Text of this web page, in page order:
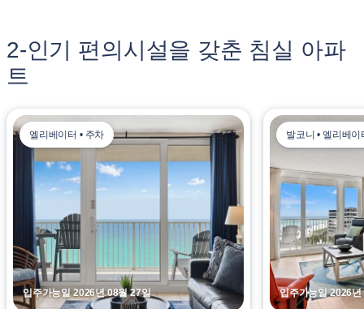
2-인기 편의시설을 갖춘 침실 아파
트
입주가능일 2026년 08월 27일
엘리베이터 • 주차
입주가능일 2026
발코니 • 엘리베이